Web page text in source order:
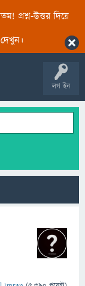
প্রশ্ন-উত্তর দিয়ে
লগ ইন